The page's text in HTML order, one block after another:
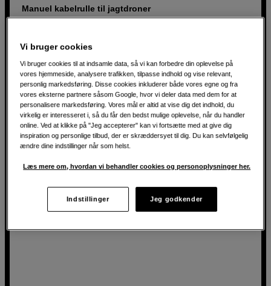
Manuel kabelrulle til jagtdroner
Kompatibel med M2 og Gladius Mini
Kan rumme op til 200 meter kabel
Jævn drift
2.990 DKK
Vi bruger cookies
Vi bruger cookies til at indsamle data, så vi kan forbedre din oplevelse på
vores hjemmeside, analysere trafikken, tilpasse indhold og vise relevant,
personlig markedsføring. Disse cookies inkluderer både vores egne og fra
vores eksterne partnere såsom Google, hvor vi deler data med dem for at
personalisere markedsføring. Vores mål er altid at vise dig det indhold, du
virkelig er interesseret i, så du får den bedst mulige oplevelse, når du handler
online. Ved at klikke på "Jeg accepterer" kan vi fortsætte med at give dig
inspiration og personlige tilbud, der er skræddersyet til dig. Du kan selvfølgelig
ændre dine indstillinger når som helst.
Læs mere om, hvordan vi behandler cookies og personoplysninger her.
Indstillinger Jeg godkender